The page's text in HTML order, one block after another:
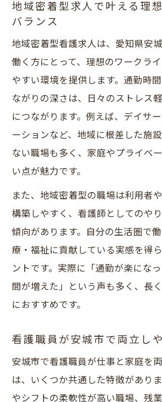
地域密着型求人で叶える理
バランス
地域密着型看護求人は、愛知県安
働く方にとって、理想のワークラ
やすい環境を提供します。通勤時
ながりの深さは、日々のストレス
につながります。例えば、デイサ
ーションなど、地域に根差した施
ない職場も多く、家庭やプライベ
い点が魅力です。
また、地域密着型の職場は利用者
構築しやすく、看護師としてのや
傾向があります。自分の生活圏で
療・福祉に貢献している実感を得
ントです。実際に「通勤が楽にな
間が増えた」という声も多く、長
におすすめです。
看護職員が安城市で両立し
安城市で看護職員が仕事と家庭を
は、いくつか共通した特徴があり
やシフトの柔軟性が高い職場、残